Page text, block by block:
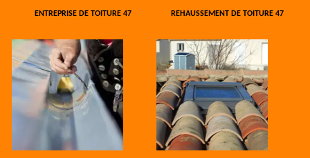
ENTREPRISE DE TOITURE 47 REHAUSSEMENT DE TOITURE 47